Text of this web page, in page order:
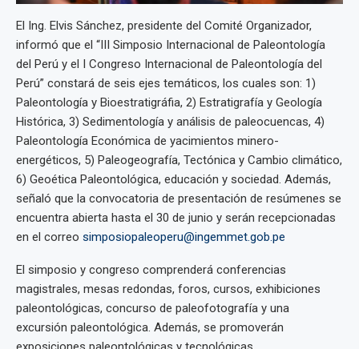
El Ing. Elvis Sánchez, presidente del Comité Organizador,
informó que el “III Simposio Internacional de Paleontología
del Perú y el I Congreso Internacional de Paleontología del
Perú” constará de seis ejes temáticos, los cuales son: 1)
Paleontología y Bioestratigráfia, 2) Estratigrafía y Geología
Histórica, 3) Sedimentología y análisis de paleocuencas, 4)
Paleontología Económica de yacimientos minero-
energéticos, 5) Paleogeografía, Tectónica y Cambio climático,
6) Geoética Paleontológica, educación y sociedad. Además,
señaló que la convocatoria de presentación de resúmenes se
encuentra abierta hasta el 30 de junio y serán recepcionadas
en el correo simposiopaleoperu@ingemmet.gob.pe
El simposio y congreso comprenderá conferencias
magistrales, mesas redondas, foros, cursos, exhibiciones
paleontológicas, concurso de paleofotografía y una
excursión paleontológica. Además, se promoverán